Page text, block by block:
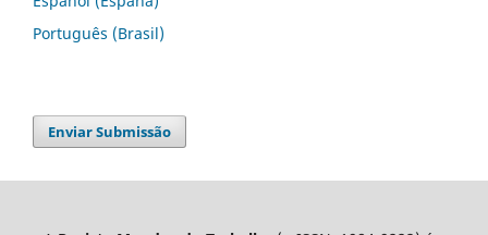
Português (Brasil)
Enviar Submissão